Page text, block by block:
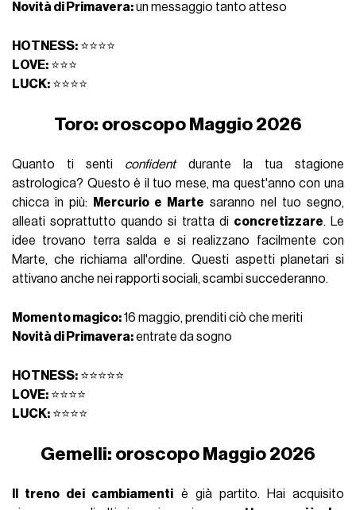
Novità di Primavera:un messaggio tanto atteso
HOTNESS: ⭐⭐⭐⭐
LOVE: ⭐⭐⭐
LUCK: ⭐⭐⭐⭐
Toro: oroscopo Maggio 2026
Quanto ti senti confidentdurante la tua stagione
astrologica? Questo è il tuo mese, ma quest'anno con una
chicca in più:
Mercurio e Marte saranno nel tuo segno,
alleati soprattutto quando si tratta di concretizzare. Le
idee trovano terra salda e si realizzano facilmente con
Marte, che richiama all'ordine. Questi aspetti planetari si
attivano anche nei rapporti sociali, scambi succederanno.
Momento magico:16 maggio, prenditi ciò che meriti
Novità di Primavera:entrate da sogno
HOTNESS: ⭐⭐⭐⭐⭐
LOVE: ⭐⭐⭐⭐
LUCK: ⭐⭐⭐⭐
Gemelli: oroscopo Maggio 2026
Il treno dei cambiamenti è già partito. Hai acquisito